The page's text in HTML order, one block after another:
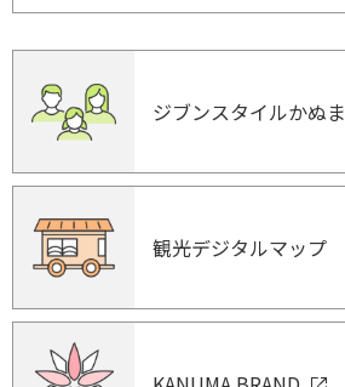
ジブンスタイルかぬま
観光デジタルマップ